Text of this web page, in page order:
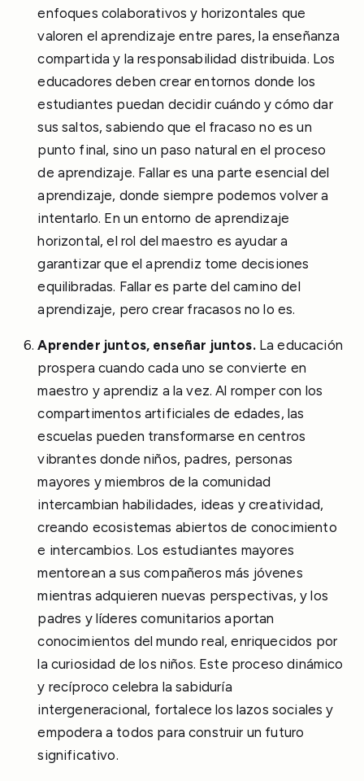
enfoques colaborativos y horizontales que
valoren el aprendizaje entre pares, la enseñanza
compartida y la responsabilidad distribuida. Los
educadores deben crear entornos donde los
estudiantes puedan decidir cuándo y cómo dar
sus saltos, sabiendo que el fracaso no es un
punto final, sino un paso natural en el proceso
de aprendizaje. Fallar es una parte esencial del
aprendizaje, donde siempre podemos volver a
intentarlo. En un entorno de aprendizaje
horizontal, el rol del maestro es ayudar a
garantizar que el aprendiz tome decisiones
equilibradas. Fallar es parte del camino del
aprendizaje, pero crear fracasos no lo es.
Aprender juntos, enseñar juntos.La educación
prospera cuando cada uno se convierte en
maestro y aprendiz a la vez. Al romper con los
compartimentos artificiales de edades, las
escuelas pueden transformarse en centros
vibrantes donde niños, padres, personas
mayores y miembros de la comunidad
intercambian habilidades, ideas y creatividad,
creando ecosistemas abiertos de conocimiento
e intercambios. Los estudiantes mayores
mentorean a sus compañeros más jóvenes
mientras adquieren nuevas perspectivas, y los
padres y líderes comunitarios aportan
conocimientos del mundo real, enriquecidos por
la curiosidad de los niños. Este proceso dinámico
y recíproco celebra la sabiduría
intergeneracional, fortalece los lazos sociales y
empodera a todos para construir un futuro
significativo.